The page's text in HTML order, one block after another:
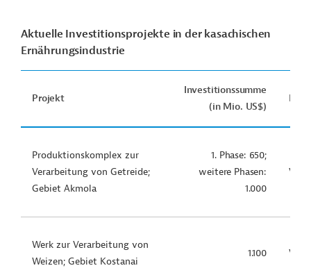
Aktuelle Investitionsprojekte in der kasachischen
Ernährungsindustrie
Projekt
Investitionssumme
(in Mio. US$)
Produktionskomplex zur
Verarbeitung von Getreide;
Gebiet Akmola
1. Phase: 650;
weitere Phasen:
1.000
Werk zur Verarbeitung von
Weizen; Gebiet Kostanai
1.100